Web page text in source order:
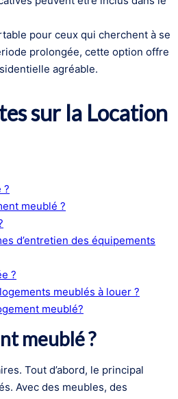
pour ceux qui cherchent à se
prolongée, cette option offre
agréable.
sur la Location
?
meublé ?
d’entretien des équipements
?
meublés à louer ?
meublé?
meublé ?
Tout d’abord, le principal
Avec des meubles, des